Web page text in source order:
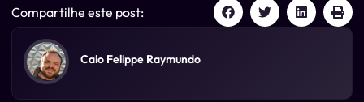
Compartilhe este post:
Caio Felippe Raymundo